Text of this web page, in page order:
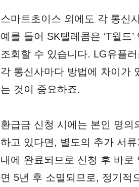
스마트초이스 외에도 각 통신
예를 들어 SK텔레콤은 ‘T월드
조회할 수 있습니다. LG유플
각 통신사마다 방법에 차이가
는 것이 중요하죠.
환급금 신청 시에는 본인 명의
하고 있다면, 별도의 추가 서
내에 완료되므로 신청 후 바로
면 5년 후 소멸되므로, 정기적